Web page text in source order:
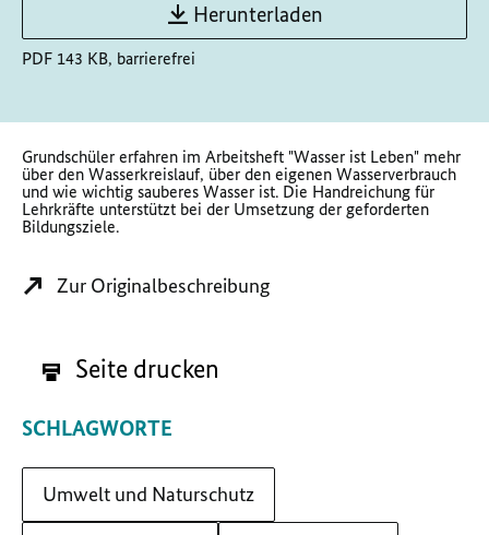
Herunterladen
PDF 143 KB, barrierefrei
Grundschüler erfahren im Arbeitsheft "Wasser ist Leben" mehr
über den Wasserkreislauf, über den eigenen Wasserverbrauch
und wie wichtig sauberes Wasser ist. Die Handreichung für
Lehrkräfte unterstützt bei der Umsetzung der geforderten
Bildungsziele.
Zur Originalbeschreibung
Seite drucken
SCHLAGWORTE
Umwelt und Naturschutz